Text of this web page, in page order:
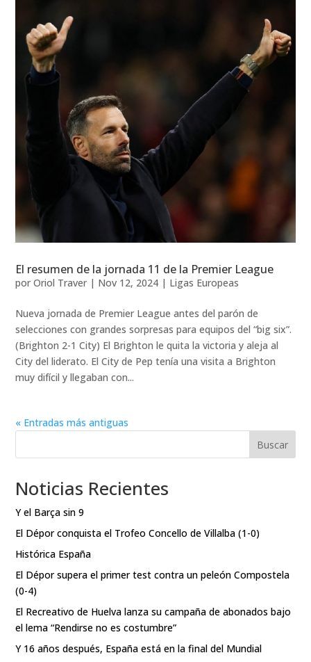
El resumen de la jornada 11 de la Premier League
porOriol Traver | Nov 12, 2024 | Ligas Europeas
Nueva jornada de Premier League antes del parón de
selecciones con grandes sorpresas para equipos del “big six”.
(Brighton 2-1 City) El Brighton le quita la victoria y aleja al
City del liderato. El City de Pep tenía una visita a Brighton
muy difícil y llegaban con...
« Entradas más antiguas
Buscar
Noticias Recientes
Y el Barça sin 9
El Dépor conquista el Trofeo Concello de Villalba (1-0)
Histórica España
El Dépor supera el primer test contra un peleón Compostela
(0-4)
El Recreativo de Huelva lanza su campaña de abonados bajo
el lema “Rendirse no es costumbre”
Y 16 años después, España está en la final del Mundial